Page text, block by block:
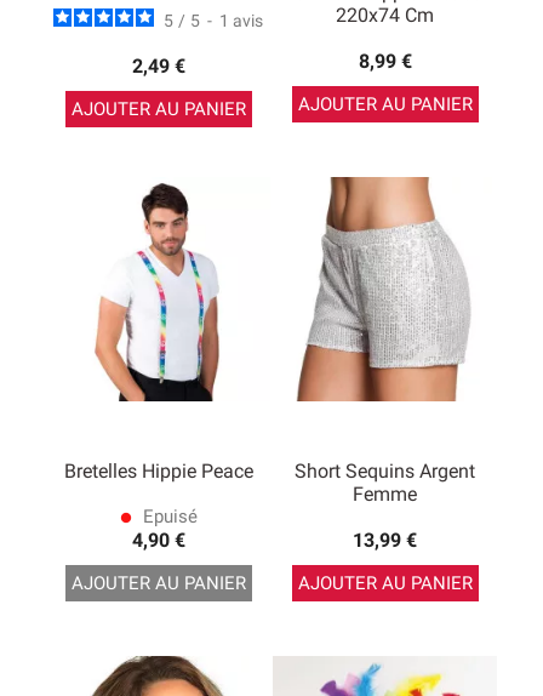
5 / 5 - 1 avis
2,49 €
AJOUTER AU PANIER
220x74 Cm
8,99 €
AJOUTER AU PANIER
Bretelles Hippie Peace
lens Epuisé
4,90 €
AJOUTER AU PANIER
Short Sequins Argent
Femme
13,99 €
AJOUTER AU PANIER